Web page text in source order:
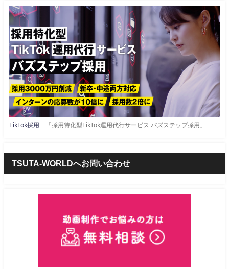
TikTok採用 「採用特化型TikTok運用代行サービス バズステップ採用」
TSUTA-WORLDへお問い合わせ